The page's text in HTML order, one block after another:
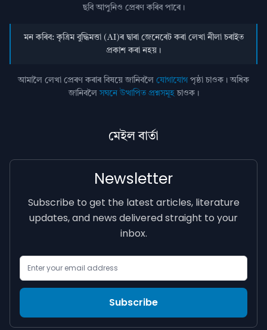
ছবি আপুনিও প্রেৰণ কৰিব পাৰে।
মন কৰিব: কৃত্ৰিম বুদ্ধিমত্তা (AI)ৰ দ্বাৰা জেনেৰেট কৰা লেখা নীলা চৰাইত
প্ৰকাশ কৰা নহয়।
আমালৈ লেখা প্ৰেৰণ কৰাৰ বিষয়ে জানিবলৈ যোগাযোগ পৃষ্ঠা চাওক। অধিক
জানিবলৈসঘনে উত্থাপিত প্ৰশ্নসমূহচাওক।
মেইল বাৰ্তা
Newsletter
Subscribe to get the latest articles, literature
updates, and news delivered straight to your
inbox.
Email Address
Subscribe